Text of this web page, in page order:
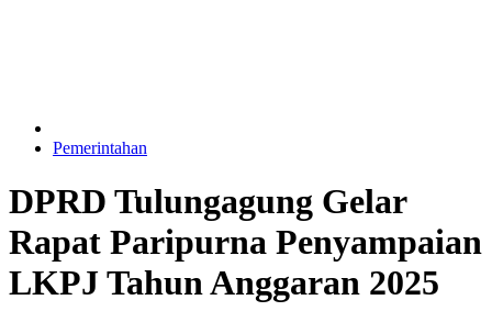
Pemerintahan
DPRD Tulungagung Gelar
Rapat Paripurna Penyampaian
LKPJ Tahun Anggaran 2025